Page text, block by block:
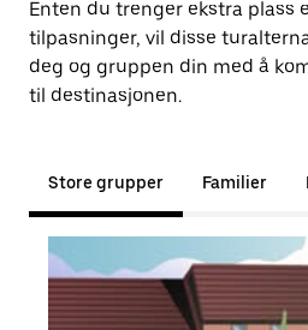
Enten du trenger ekstra plass
tilpasninger, vil disse
deg og gruppen din med å
til destinasjonen.
Store grupper Familier